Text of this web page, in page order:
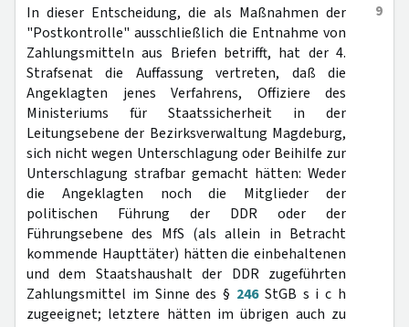
9
In dieser Entscheidung, die als Maßnahmen der
"Postkontrolle" ausschließlich die Entnahme von
Zahlungsmitteln aus Briefen betrifft, hat der 4.
Strafsenat die Auffassung vertreten, daß die
Angeklagten jenes Verfahrens, Offiziere des
Ministeriums für Staatssicherheit in der
Leitungsebene der Bezirksverwaltung Magdeburg,
sich nicht wegen Unterschlagung oder Beihilfe zur
Unterschlagung strafbar gemacht hätten: Weder
die Angeklagten noch die Mitglieder der
politischen Führung der DDR oder der
Führungsebene des MfS (als allein in Betracht
kommende Haupttäter) hätten die einbehaltenen
und dem Staatshaushalt der DDR zugeführten
Zahlungsmittel im Sinne des § 246StGB s i c h
zugeeignet; letztere hätten im übrigen auch zu